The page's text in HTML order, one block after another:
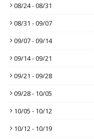
08/24 - 08/31
08/31 - 09/07
09/07 - 09/14
09/14 - 09/21
09/21 - 09/28
09/28 - 10/05
10/05 - 10/12
10/12 - 10/19